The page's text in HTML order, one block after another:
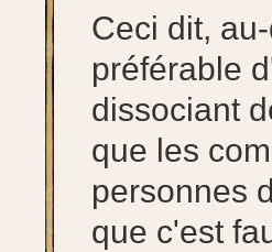
Ceci dit,
préférable
dissociant
que les
personnes
que c'est